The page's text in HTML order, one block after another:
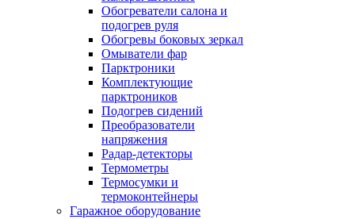
Обогреватели салона и
подогрев руля
Обогревы боковых зеркал
Омыватели фар
Парктроники
Комплектующие
парктроников
Подогрев сидений
Преобразователи
напряжения
Радар-детекторы
Термометры
Термосумки и
термоконтейнеры
Гаражное оборудование